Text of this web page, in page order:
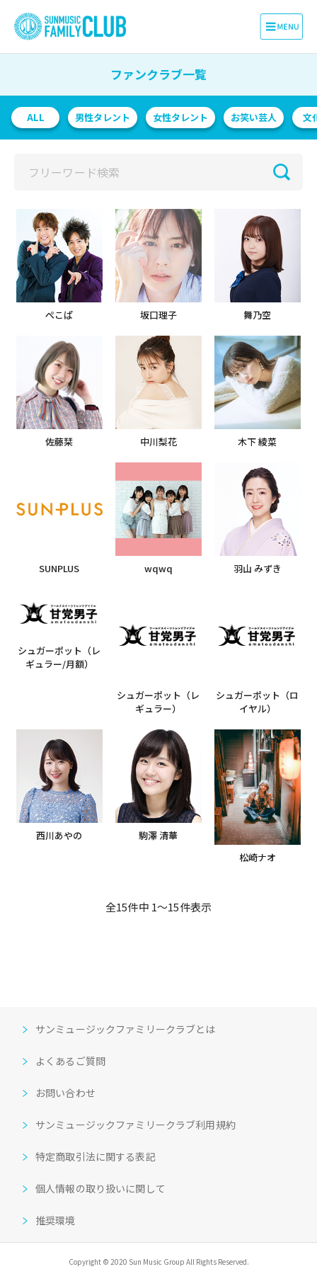
ファンクラブ一覧
ALL 男性タレント 女性タレント お笑い芸人 文
ぺこぱ 坂口理子 舞乃空
佐藤栞 中川梨花 木下 綾菜
SUNPLUS wqwq 羽山 みずき
シュガーポット（レ
ギュラー/月額）
シュガーポット（レ
ギュラー）
シュガーポット（ロ
イヤル）
西川あやの
駒澤 清華
松崎ナオ
全15件中 1〜15件表示
サンミュージックファミリークラブとは
よくあるご質問
お問い合わせ
サンミュージックファミリークラブ利用規約
特定商取引法に関する表記
個人情報の取り扱いに関して
推奨環境
Copyright © 2020 Sun Music Group All Rights Reserved.